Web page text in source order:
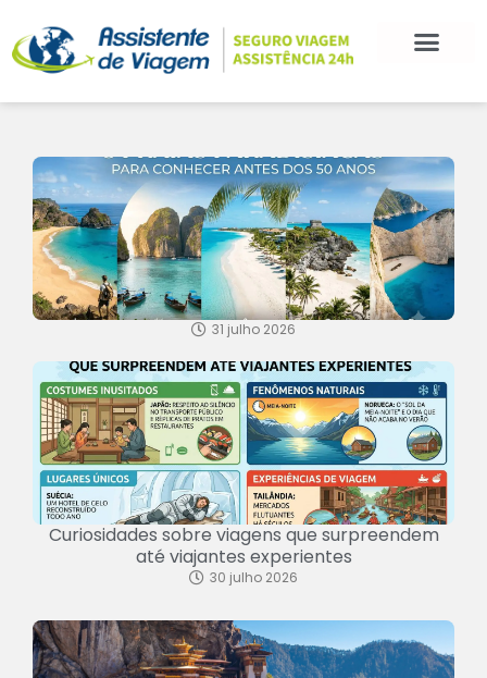
31 julho 2026
Curiosidades sobre viagens que surpreendem
até viajantes experientes
30 julho 2026